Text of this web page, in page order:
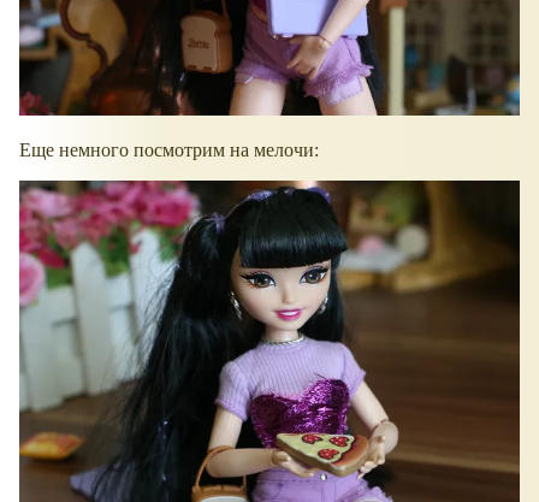
Еще немного посмотрим на мелочи: